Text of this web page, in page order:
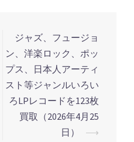
ジャズ、フュージョ
ン、洋楽ロック、ポッ
プス、日本人アーティ
スト等ジャンルいろい
ろLPレコードを123枚
買取（2026年4月25
日）
⟶